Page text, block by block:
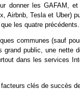
donner les GAFAM,
Airbnb, Tesla et Uber)
les quatre précédents.
communes (sauf
public, une nette
dans les services
facteurs clés de